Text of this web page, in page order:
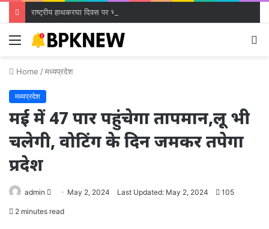
Menu
Home /मध्यप्रदेश
मध्यप्रदेश
मई में 47 पार पहुंचेगा तापमान,लू भी
चलेगी, वोटिंग के दिन जमकर तपेगा
प्रदेश
admin
Send May 2, 2024 Last Updated: May 2, 2024 105
2 minutes read